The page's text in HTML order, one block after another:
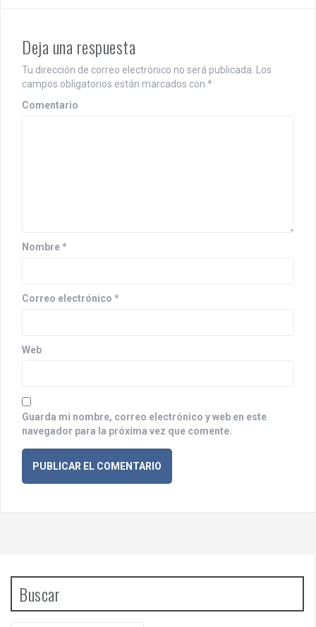
a
c
i
n
r
d
s
Deja una respuesta
Tu dirección de correo electrónico no será publicada. Los
campos obligatorios están marcados con *
Comentario
Nombre*
Correo electrónico *
Web
Guarda mi nombre, correo electrónico y web en este
navegador para la próxima vez que comente.
Buscar